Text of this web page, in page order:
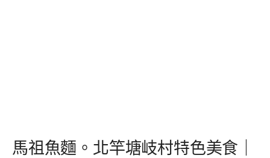
馬祖魚麵。北竿塘岐村特色美食｜